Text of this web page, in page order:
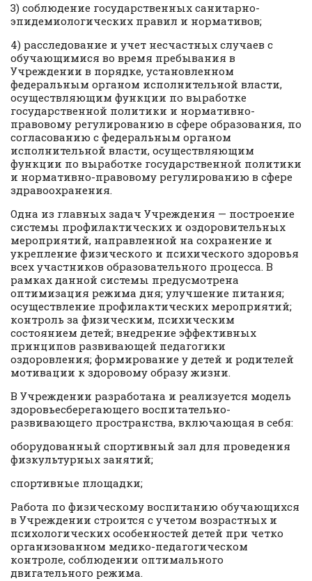
3) соблюдение государственных санитарно-
эпидемиологических правил и нормативов;
4) расследование и учет несчастных случаев с
обучающимися во время пребывания в
Учреждении в порядке, установленном
федеральным органом исполнительной власти,
осуществляющим функции по выработке
государственной политики и нормативно-
правовому регулированию в сфере образования, по
согласованию с федеральным органом
исполнительной власти, осуществляющим
функции по выработке государственной политики
и нормативно-правовому регулированию в сфере
здравоохранения.
Одна из главных задач Учреждения — построение
системы профилактических и оздоровительных
мероприятий, направленной на сохранение и
укрепление физического и психического здоровья
всех участников образовательного процесса. В
рамках данной системы предусмотрена
оптимизация режима дня; улучшение питания;
осуществление профилактических мероприятий;
контроль за физическим, психическим
состоянием детей; внедрение эффективных
принципов развивающей педагогики
оздоровления; формирование у детей и родителей
мотивации к здоровому образу жизни.
В Учреждении разработана и реализуется модель
здоровьесберегающего воспитательно-
развивающего пространства, включающая в себя:
оборудованный спортивный зал для проведения
физкультурных занятий;
спортивные площадки;
Работа по физическому воспитанию обучающихся
в Учреждении строится с учетом возрастных и
психологических особенностей детей при четко
организованном медико-педагогическом
контроле, соблюдении оптимального
двигательного режима.